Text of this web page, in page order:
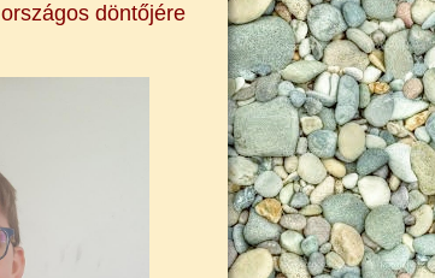
országos döntőjére